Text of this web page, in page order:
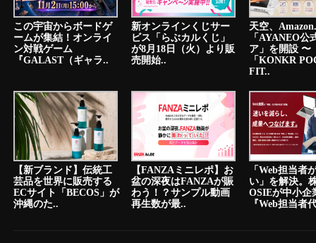
この宇宙からボードゲ
ームが集結！オンライ
ン対戦ゲーム
『GALAST（ギャラ..
新オンラインくじサー
ビス「らぶカルくじ」
が8月18日（火）より販
売開始..
天空、
「AYANEO公
ア」を開設 〜
「KONKR
FIT..
【新ブランド】伝統工
芸品を世界に販売する
ECサイト「BECOS」が
沖縄のた..
【FANZAミニレポ】お
盆の深夜はFANZAが賑
わう！？サンプル動画
再生数が最..
「Web担当者
い」を解決。
OSIEが中小企
『Web担当者